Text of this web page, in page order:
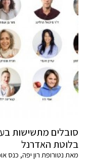
סובלים מתשישות
בלוטת האדרנל
מאת נטורופת רון יפה, כנס